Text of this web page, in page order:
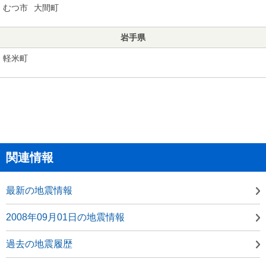
むつ市
大間町
岩手県
軽米町
関連情報
最新の地震情報
2008年09月01日の地震情報
過去の地震履歴